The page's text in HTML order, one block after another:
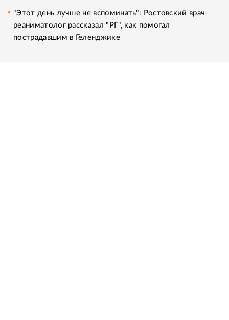
"Этот день лучше не вспоминать": Ростовский врач-
реаниматолог рассказал "РГ", как помогал
пострадавшим в Геленджике